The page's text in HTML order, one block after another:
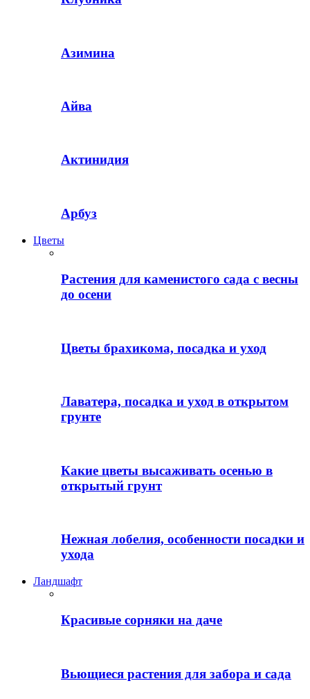
Азимина
Айва
Актинидия
Арбуз
Цветы
Растения для каменистого сада с весны
до осени
Цветы брахикома, посадка и уход
Лаватера, посадка и уход в открытом
грунте
Какие цветы высаживать осенью в
открытый грунт
Нежная лобелия, особенности посадки и
ухода
Ландшафт
Красивые сорняки на даче
Вьющиеся растения для забора и сада